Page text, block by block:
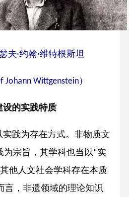
夫·约翰·维特根斯坦
Johann Wittgenstein）
设的实践特质
实践为存在方式。非物质文
为宗旨，其学科也当以“实
他人文社会学科存在本质
言，非遗领域的理论知识